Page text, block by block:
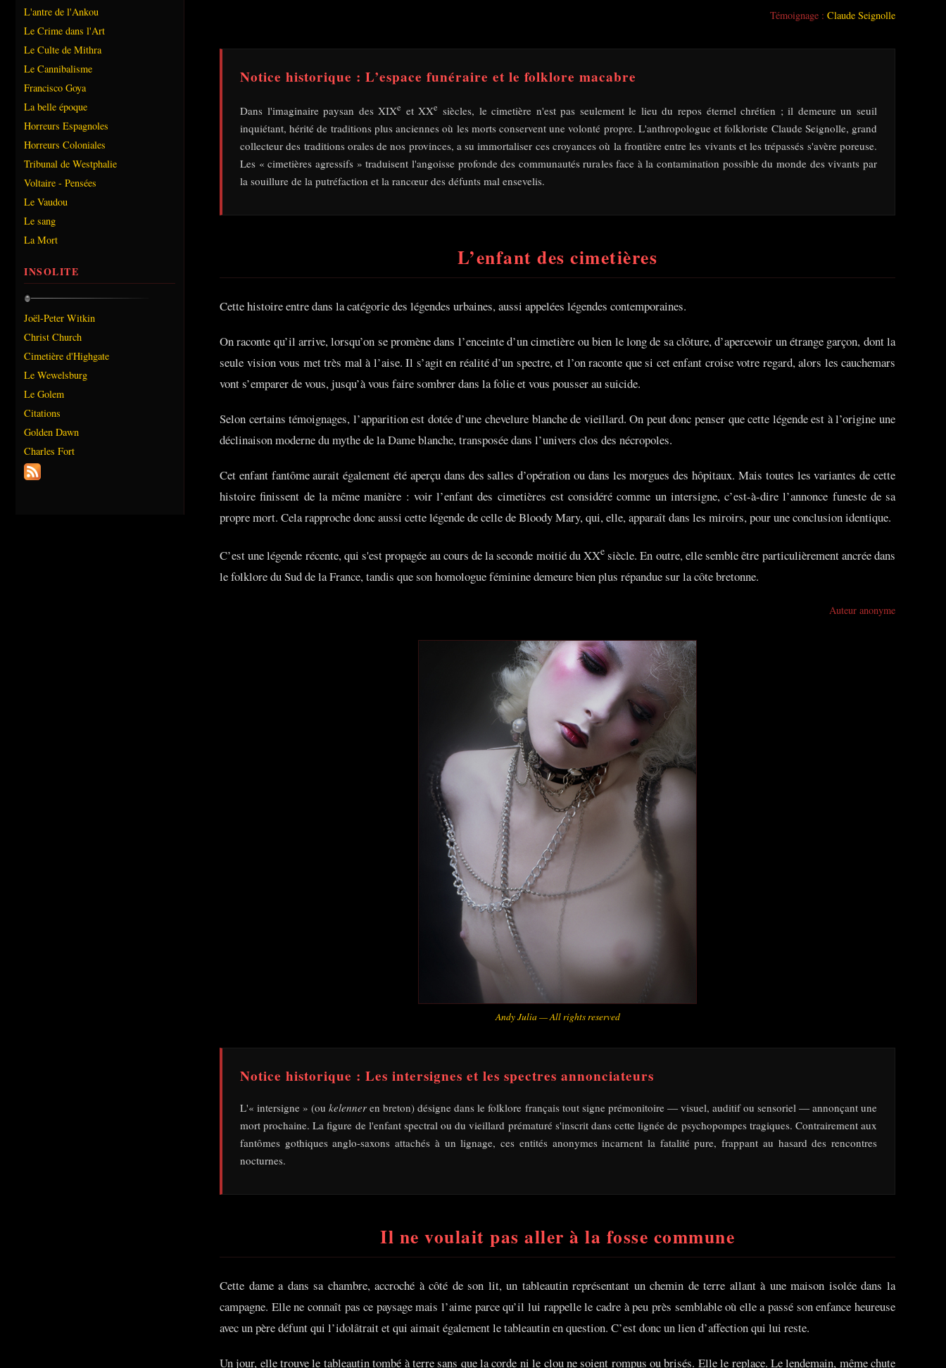
L'antre de l'Ankou
Le Crime dans l'Art
Le Culte de Mithra
Le Cannibalisme
Francisco Goya
La belle époque
Horreurs Espagnoles
Horreurs Coloniales
Tribunal de Westphalie
Voltaire - Pensées
Le Vaudou
Le sang
La Mort
INSOLITE
Joël-Peter Witkin
Christ Church
Cimetière d'Highgate
Le Wewelsburg
Le Golem
Citations
Golden Dawn
Charles Fort
Témoignage : Claude Seignolle
Notice historique : L’espace funéraire et le folklore macabre
Dans l'imaginaire paysan des XIXe et XXe siècles, le cimetière n'est pas seulement le lieu du repos éternel chrétien ; il demeure un seuil
inquiétant, hérité de traditions plus anciennes où les morts conservent une volonté propre. L'anthropologue et folkloriste Claude Seignolle, grand
collecteur des traditions orales de nos provinces, a su immortaliser ces croyances où la frontière entre les vivants et les trépassés s'avère poreuse.
Les « cimetières agressifs » traduisent l'angoisse profonde des communautés rurales face à la contamination possible du monde des vivants par
la souillure de la putréfaction et la rancœur des défunts mal ensevelis.
L’enfant des cimetières
Cette histoire entre dans la catégorie des légendes urbaines, aussi appelées légendes contemporaines.
On raconte qu’il arrive, lorsqu’on se promène dans l’enceinte d’un cimetière ou bien le long de sa clôture, d’apercevoir un étrange garçon, dont la
seule vision vous met très mal à l’aise. Il s’agit en réalité d’un spectre, et l’on raconte que si cet enfant croise votre regard, alors les cauchemars
vont s’emparer de vous, jusqu’à vous faire sombrer dans la folie et vous pousser au suicide.
Selon certains témoignages, l’apparition est dotée d’une chevelure blanche de vieillard. On peut donc penser que cette légende est à l’origine une
déclinaison moderne du mythe de la Dame blanche, transposée dans l’univers clos des nécropoles.
Cet enfant fantôme aurait également été aperçu dans des salles d’opération ou dans les morgues des hôpitaux. Mais toutes les variantes de cette
histoire finissent de la même manière : voir l’enfant des cimetières est considéré comme un intersigne, c’est-à-dire l’annonce funeste de sa
propre mort. Cela rapproche donc aussi cette légende de celle de Bloody Mary, qui, elle, apparaît dans les miroirs, pour une conclusion identique.
C’est une légende récente, qui s'est propagée au cours de la seconde moitié du XXe siècle. En outre, elle semble être particulièrement ancrée dans
le folklore du Sud de la France, tandis que son homologue féminine demeure bien plus répandue sur la côte bretonne.
Auteur anonyme
Andy Julia — All rights reserved
Notice historique : Les intersignes et les spectres annonciateurs
L'« intersigne » (oukelenneren breton) désigne dans le folklore français tout signe prémonitoire — visuel, auditif ou sensoriel — annonçant une
mort prochaine. La figure de l'enfant spectral ou du vieillard prématuré s'inscrit dans cette lignée de psychopompes tragiques. Contrairement aux
fantômes gothiques anglo-saxons attachés à un lignage, ces entités anonymes incarnent la fatalité pure, frappant au hasard des rencontres
nocturnes.
Il ne voulait pas aller à la fosse commune
Cette dame a dans sa chambre, accroché à côté de son lit, un tableautin représentant un chemin de terre allant à une maison isolée dans la
campagne. Elle ne connaît pas ce paysage mais l’aime parce qu’il lui rappelle le cadre à peu près semblable où elle a passé son enfance heureuse
avec un père défunt qui l’idolâtrait et qui aimait également le tableautin en question. C’est donc un lien d’affection qui lui reste.
Un jour, elle trouve le tableautin tombé à terre sans que la corde ni le clou ne soient rompus ou brisés. Elle le replace. Le lendemain, même chute